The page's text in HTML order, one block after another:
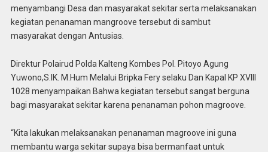
menyambangi Desa dan masyarakat sekitar serta melaksanakan
kegiatan penanaman mangroove tersebut di sambut
masyarakat dengan Antusias.
Direktur Polairud Polda Kalteng Kombes Pol. Pitoyo Agung
Yuwono,S.IK. M.Hum Melalui Bripka Fery selaku Dan Kapal KP XVIII
1028 menyampaikan Bahwa kegiatan tersebut sangat berguna
bagi masyarakat sekitar karena penanaman pohon magroove.
“Kita lakukan melaksanakan penanaman magroove ini guna
membantu warga sekitar supaya bisa bermanfaat untuk